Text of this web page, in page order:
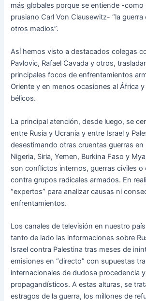
más globales porque se entiende -como
prusiano Carl Von Clausewitz- “la
otros medios”.
Así hemos visto a destacados colegas
Pavlovic, Rafael Cavada y otros,
principales focos de enfrentamientos
Oriente y en menos ocasiones al África
bélicos.
La principal atención, desde luego, se
entre Rusia y Ucrania y entre Israel y
desestimando otras cruentas guerras en
Nigeria, Siria, Yemen, Burkina Faso y
son conflictos internos, guerras civiles o
contra grupos radicales armados. En
“expertos” para analizar causas ni
enfrentamientos.
Los canales de televisión en nuestro
tanto de lado las informaciones sobre
Israel contra Palestina tras meses de
emisiones en “directo” con supuestas
internacionales de dudosa procedencia
propagandísticos. A estas alturas, se
estragos de la guerra, los millones de